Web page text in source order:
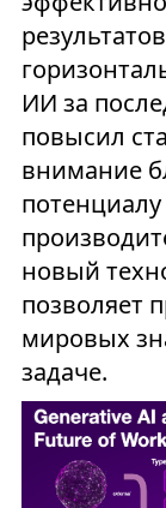
ИИ за
повысил
внимание
новый
позволяет
мировых
задаче.